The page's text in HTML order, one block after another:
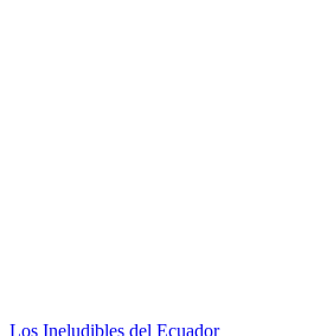
Los Ineludibles del Ecuador